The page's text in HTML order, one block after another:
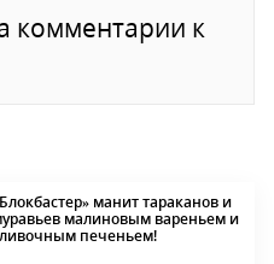
комментарии к
манит тараканов и
малиновым вареньем и
печеньем!